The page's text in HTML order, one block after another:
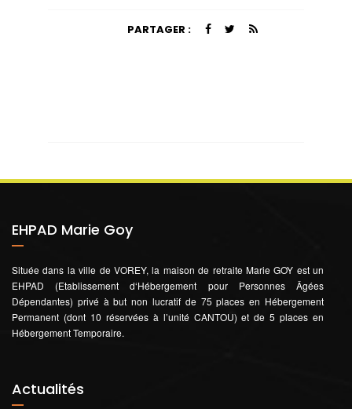
PARTAGER :
EHPAD Marie Goy
Située dans la ville de VOREY, la maison de retraite Marie GOY est un
EHPAD (Etablissement d‘Hébergement pour Personnes Âgées
Dépendantes) privé à but non lucratif de 75 places en Hébergement
Permanent (dont 10 réservées à l’unité CANTOU) et de 5 places en
Hébergement Temporaire.
Actualités